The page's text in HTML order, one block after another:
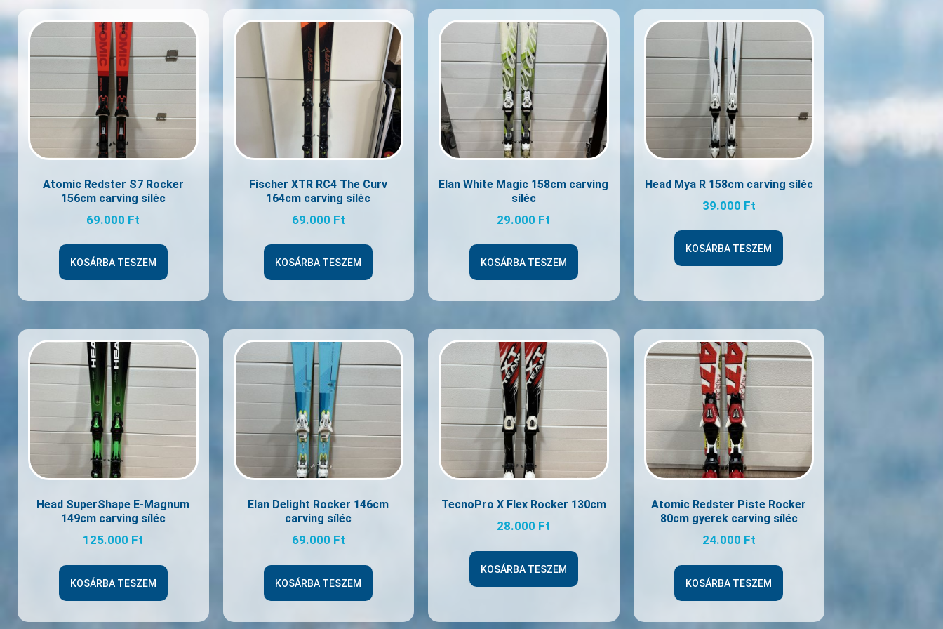
Atomic Redster S7 Rocker
156cm carving síléc
69.000 Ft
KOSÁRBA TESZEM
Fischer XTR RC4 The Curv
164cm carving síléc
69.000 Ft
KOSÁRBA TESZEM
Elan White Magic 158cm carving
síléc
29.000 Ft
KOSÁRBA TESZEM
Head Mya R 158cm carving síléc
39.000 Ft
KOSÁRBA TESZEM
Head SuperShape E-Magnum
149cm carving síléc
125.000 Ft
KOSÁRBA TESZEM
Elan Delight Rocker 146cm
carving síléc
69.000 Ft
KOSÁRBA TESZEM
TecnoPro X Flex Rocker 130cm
28.000 Ft
KOSÁRBA TESZEM
Atomic Redster Piste Rocker
80cm gyerek carving síléc
24.000 Ft
KOSÁRBA TESZEM